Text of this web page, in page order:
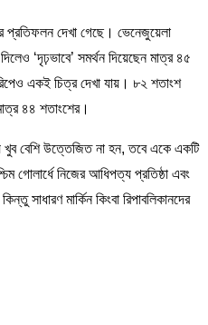
প্রতিফলন দেখা গেছে। ভেনেজুয়েলা
‘দৃঢ়ভাবে’ সমর্থন দিয়েছেন মাত্র ৪৫
একই চিত্র দেখা যায়। ৮২ শতাংশ
৪৪ শতাংশের।
খুব বেশি উত্তেজিত না হন, তবে একে একটি
গোলার্ধে নিজের আধিপত্য প্রতিষ্ঠা এবং
সাধারণ মার্কিন কিংবা রিপাবলিকানদের